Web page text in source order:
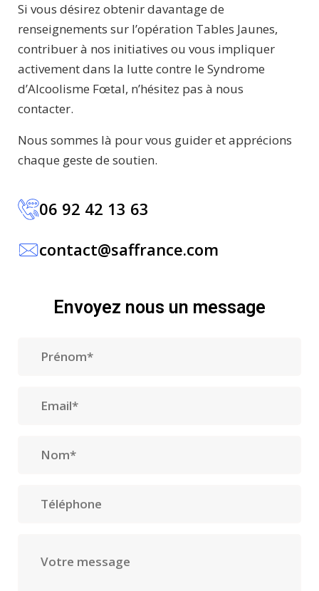
Si vous désirez obtenir davantage de
renseignements sur l’opération Tables Jaunes,
contribuer à nos initiatives ou vous impliquer
activement dans la lutte contre le Syndrome
d’Alcoolisme Fœtal, n’hésitez pas à nous
contacter.
Nous sommes là pour vous guider et apprécions
chaque geste de soutien.
06 92 42 13 63
contact@saffrance.com
Envoyez nous un message